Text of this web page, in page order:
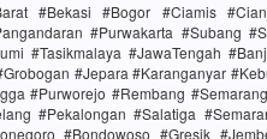
#Bekasi #Bogor #Ciamis
#Purwakarta #Subang
#Tasikmalaya #JawaTengah
#Jepara #Karanganyar
#Purworejo #Rembang
#Pekalongan #Salatiga
#Bondowoso #Gresik